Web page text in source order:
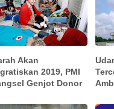
Akan
2019, PMI
Genjot Donor